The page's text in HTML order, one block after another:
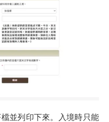
並列印下來。入境時只能